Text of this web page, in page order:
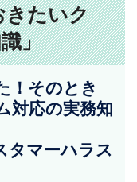
きたいク
」
！そのとき
対応の実務知
タマーハラス